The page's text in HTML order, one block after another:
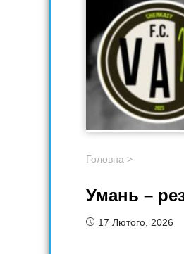
Головна >
Умань –
17 Лютого, 2026